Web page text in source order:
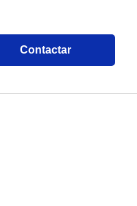
Contactar